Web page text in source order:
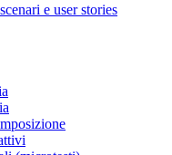
e user stories